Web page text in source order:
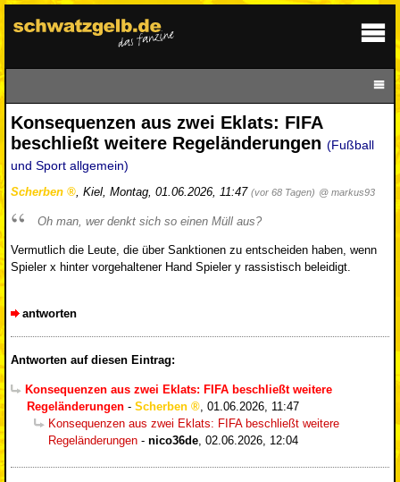
Konsequenzen aus zwei Eklats: FIFA
beschließt weitere Regeländerungen (Fußball
und Sport allgemein)
Scherben , Kiel, Montag, 01.06.2026, 11:47 (vor 68 Tagen) @ markus93
Oh man, wer denkt sich so einen Müll aus?
Vermutlich die Leute, die über Sanktionen zu entscheiden haben, wenn
Spieler x hinter vorgehaltener Hand Spieler y rassistisch beleidigt.
antworten
Antworten auf diesen Eintrag:
Konsequenzen aus zwei Eklats: FIFA beschließt weitere
Regeländerungen - Scherben , 01.06.2026, 11:47
Konsequenzen aus zwei Eklats: FIFA beschließt weitere
Regeländerungen - nico36de, 02.06.2026, 12:04